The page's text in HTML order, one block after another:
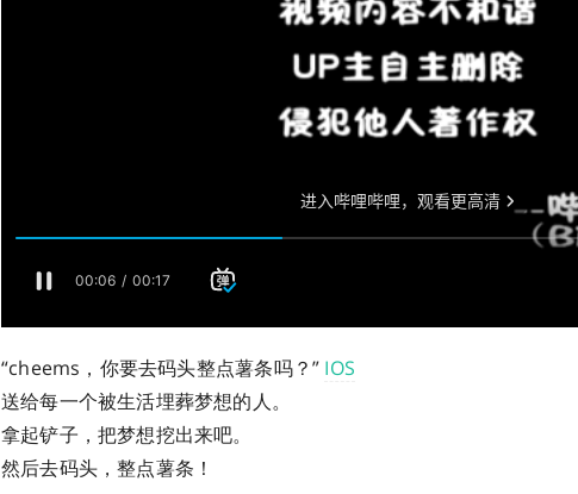
“cheems，你要去码头整点薯条吗？” IOS
送给每一个被生活埋葬梦想的人。
拿起铲子，把梦想挖出来吧。
然后去码头，整点薯条！